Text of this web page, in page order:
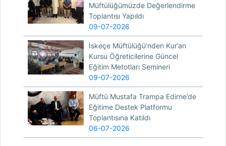
Müftülüğümüzde Değerlendirme
Toplantısı Yapıldı
09-07-2026
İskeçe Müftülüğü’nden Kur’an
Kursu Öğreticilerine Güncel
Eğitim Metotları Semineri
09-07-2026
Müftü Mustafa Trampa Edirne’de
Eğitime Destek Platformu
Toplantısına Katıldı
06-07-2026